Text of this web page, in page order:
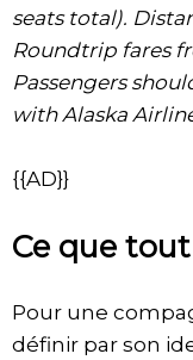
seats total).
Roundtrip fares
Passengers
with Alaska
{{AD}}
Ce que
Pour une
définir par son